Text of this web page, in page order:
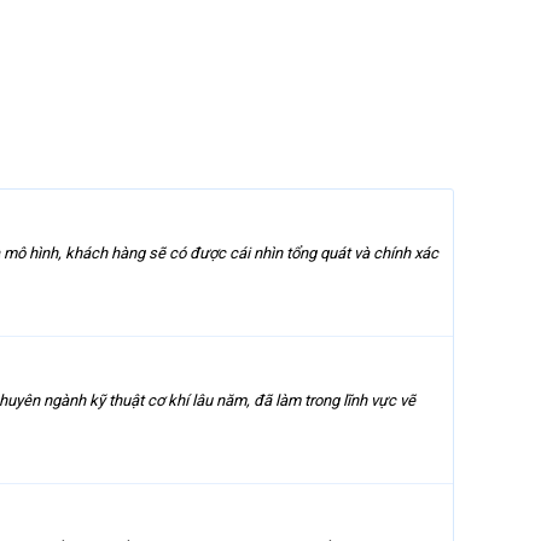
hình, khách hàng sẽ có được cái nhìn tổng quát và chính xác
ngành kỹ thuật cơ khí lâu năm, đã làm trong lĩnh vực vẽ